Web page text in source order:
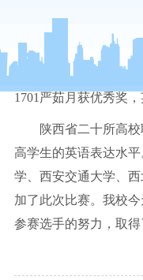
26
第十四
1701 严茹月获优秀奖
陕西省二十所高
高学生的英语表达水
学、西安交通大学、
加了此次比赛。我校
参赛选手的努力，取得